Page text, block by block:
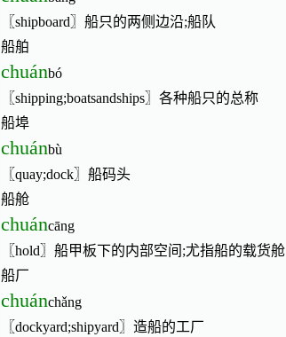
〖shipboard〗船只的两侧边沿;船队
船舶
chuánbó
〖shipping;boatsandships〗各种船只的总称
船埠
chuánbù
〖quay;dock〗船码头
船舱
chuáncāng
〖hold〗船甲板下的内部空间;尤指船的载货舱
船厂
chuánchǎng
〖dockyard;shipyard〗造船的工厂